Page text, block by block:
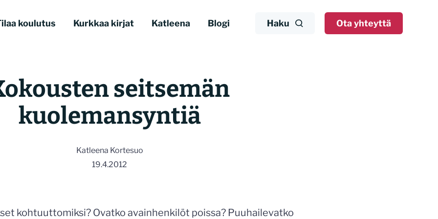
koulutus Kurkkaa kirjat Katleena Blogi Haku Ota yhteyttä
seitsemän
kuolemansyntiä
Katleena Kortesuo
19.4.2012
kohtuuttomiksi? Ovatko avainhenkilöt poissa? Puuhailevatko